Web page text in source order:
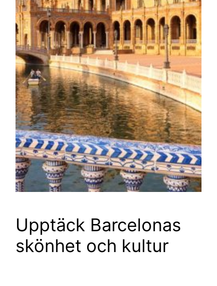
Upptäck Barcelonas
skönhet och kultur